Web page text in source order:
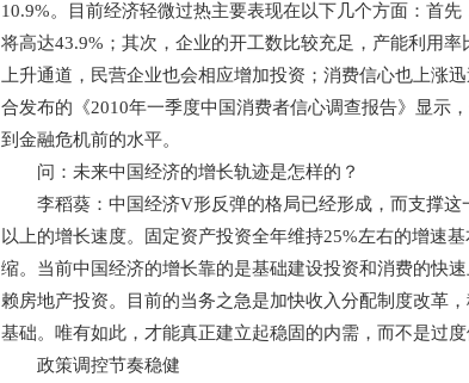
10.9%。目前经济轻微过热主要表现在以下几个方面：首
将高达43.9%；其次，企业的开工数比较充足，产能利用
上升通道，民营企业也会相应增加投资；消费信心也上涨
合发布的《2010年一季度中国消费者信心调查报告》显示
到金融危机前的水平。
问：未来中国经济的增长轨迹是怎样的？
李稻葵：中国经济V形反弹的格局已经形成，而支撑这
以上的增长速度。固定资产投资全年维持25%左右的增速
缩。当前中国经济的增长靠的是基础建设投资和消费的快
赖房地产投资。目前的当务之急是加快收入分配制度改革
基础。唯有如此，才能真正建立起稳固的内需，而不是过度
政策调控节奏稳健